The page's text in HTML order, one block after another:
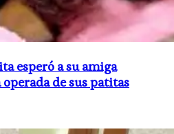
esperó a su amiga
de sus patitas